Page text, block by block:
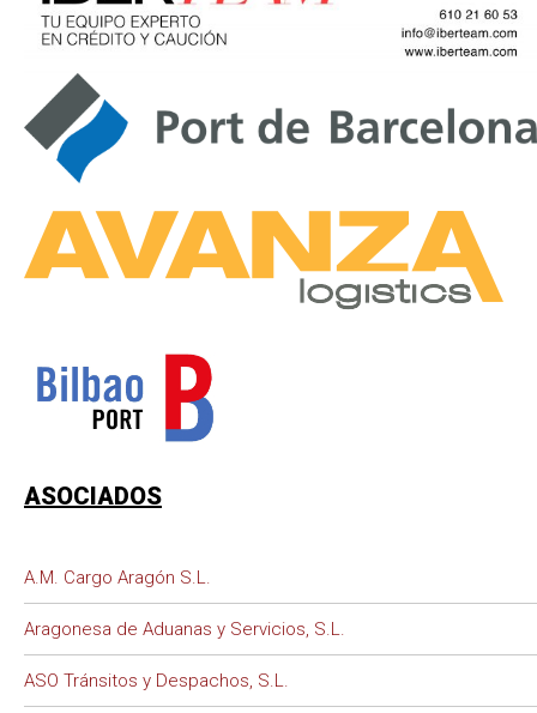
ASOCIADOS
A.M. Cargo Aragón S.L.
Aragonesa de Aduanas y Servicios, S.L.
ASO Tránsitos y Despachos, S.L.